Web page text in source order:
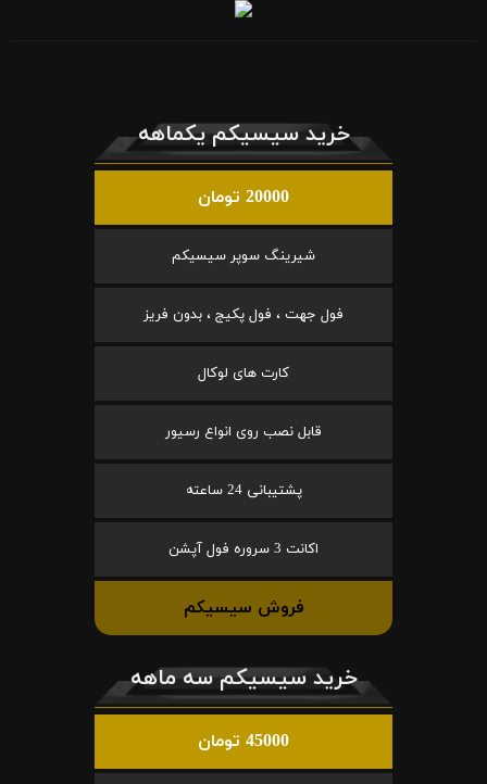
خرید سیسیکم یکماهه
20000 تومان
شیرینگ سوپر سیسیکم
فول جهت ، فول پکیج ، بدون فریز
کارت های لوکال
قابل نصب روی انواع رسیور
پشتیبانی 24 ساعته
اکانت 3 سروره فول آپشن
فروش سیسیکم
خرید سیسیکم سه ماهه
45000 تومان